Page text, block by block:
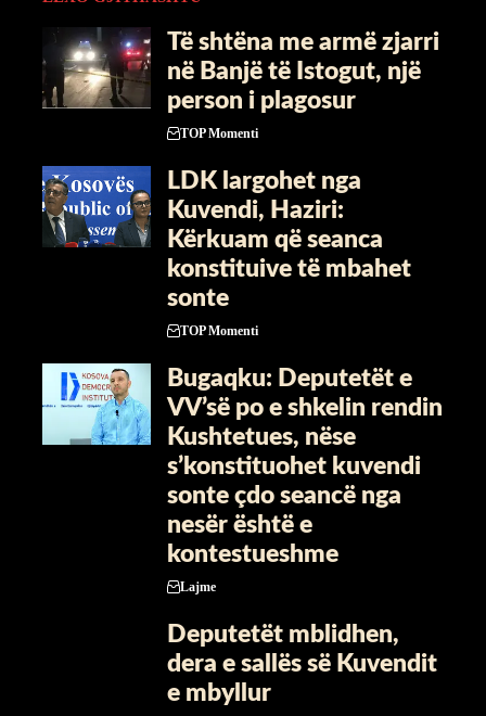
Të shtëna me armë zjarri
në Banjë të Istogut, një
person i plagosur
TOP Momenti
LDK largohet nga
Kuvendi, Haziri:
Kërkuam që seanca
konstituive të mbahet
sonte
TOP Momenti
Bugaqku: Deputetët e
VV’së po e shkelin rendin
Kushtetues, nëse
s’konstituohet kuvendi
sonte çdo seancë nga
nesër është e
kontestueshme
Lajme
Deputetët mblidhen,
dera e sallës së Kuvendit
e mbyllur